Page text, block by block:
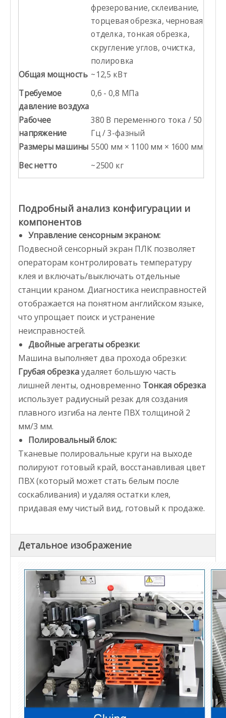
фрезерование, склеивание,
торцевая обрезка, черновая
отделка, тонкая обрезка,
скругление углов, очистка,
полировка
Общая мощность ~12,5 кВт
Требуемое
давление воздуха
0,6 - 0,8 МПа
Рабочее
напряжение
380 В переменного тока / 50
Гц / 3-фазный
Размеры машины 5500 мм × 1100 мм × 1600 мм
Вес нетто
~2500 кг
Подробный анализ конфигурации и
компонентов
Управление сенсорным экраном:
Подвесной сенсорный экран ПЛК позволяет
операторам контролировать температуру
клея и включать/выключать отдельные
станции краном. Диагностика неисправностей
отображается на понятном английском языке,
что упрощает поиск и устранение
неисправностей.
Двойные агрегаты обрезки:
Машина выполняет два прохода обрезки:
Грубая обрезкаудаляет большую часть
лишней ленты, одновременно Тонкая обрезка
использует радиусный резак для создания
плавного изгиба на ленте ПВХ толщиной 2
мм/3 мм.
Полировальный блок:
Тканевые полировальные круги на выходе
полируют готовый край, восстанавливая цвет
ПВХ (который может стать белым после
соскабливания) и удаляя остатки клея,
придавая ему чистый вид, готовый к продаже.
Детальное изображение